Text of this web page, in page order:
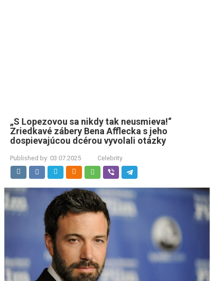
„S Lopezovou sa nikdy tak neusmieva!“
Zriedkavé zábery Bena Afflecka s jeho
dospievajúcou dcérou vyvolali otázky
Published by: 03.07.2025 Celebrity